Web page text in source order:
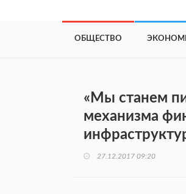
ОБЩЕСТВО
«Мы станем
механизма
27.12.2017 09:20